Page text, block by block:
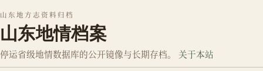
山东地方志资料归档
山东地情档案
停运省级地情数据库的公开镜像与长期存档。 关于本站